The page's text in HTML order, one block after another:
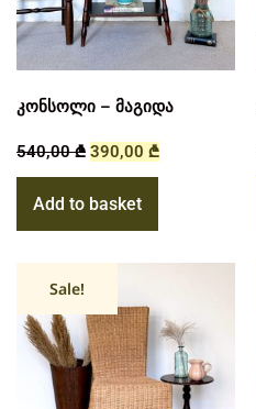
კონსოლი – მაგიდა
540,00₾ 390,00 ₾
Add to basket
Sale!